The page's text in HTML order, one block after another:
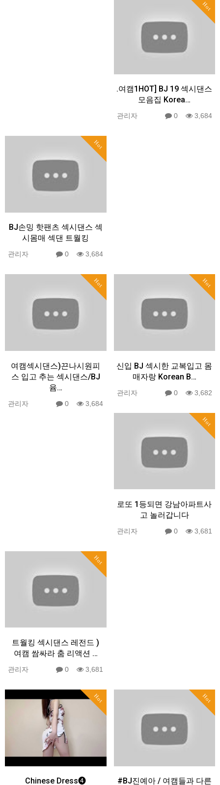
Hot
.여캠1HOT] BJ 19 섹시댄스
모음집 Korea…
관리자 0 3,684
Hot
BJ손밍 핫팬츠 섹시댄스 섹
시몸매 섹댄 트월킹
관리자 0 3,684
Hot
여캠섹시댄스)끈나시원피
스 입고 추는 섹시댄스/BJ
윰…
관리자 0 3,684
Hot
신입 BJ 섹시한 교복입고 몸
매자랑 Korean B…
관리자 0 3,682
Hot
로또 1등되면 강남아파트사
고 놀러갑니다
관리자 0 3,681
Hot
트월킹 섹시댄스 레전드 )
여캠 쌈싸라 춤 리액션 …
관리자 0 3,681
Hot
Chinese Dress❹
Hot
#BJ진예아 / 여캠들과 다른